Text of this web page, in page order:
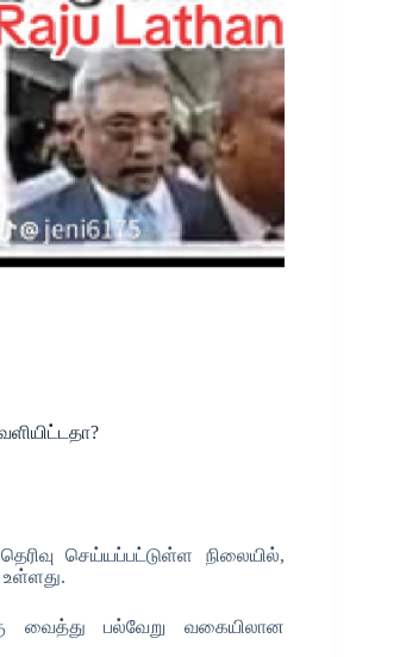
செய்யப்பட்டுள்ள நிலையில்,
உள்ளது.
வைத்து பல்வேறு வகையிலான